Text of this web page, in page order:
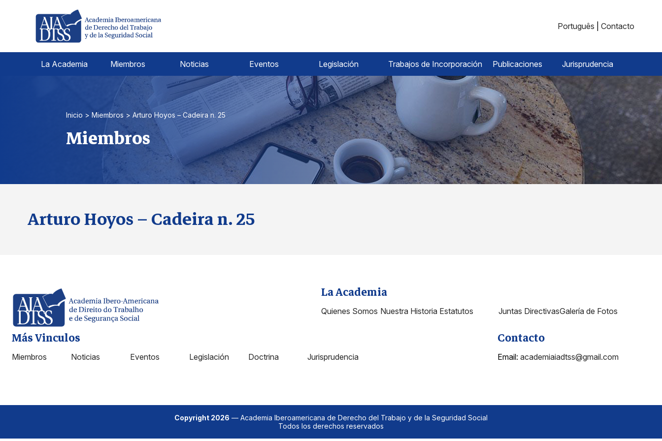
Português Contacto
La Academia Miembros Noticias Eventos Legislación Trabajos de Incorporación Publicaciones Jurisprudencia
Inicio > Miembros > Arturo Hoyos – Cadeira n. 25
Miembros
Arturo Hoyos – Cadeira n. 25
La Academia
Quienes Somos Nuestra Historia Estatutos Juntas DirectivasGalería de Fotos
Más Vinculos
Miembros Noticias Eventos Legislación Doctrina Jurisprudencia
Contacto
Email: academiaiadtss@gmail.com
Copyright 2026 — Academia Iberoamericana de Derecho del Trabajo y de la Seguridad Social
Todos los derechos reservados